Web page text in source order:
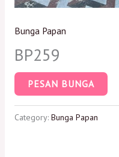
Bunga Papan
BP259
PESAN BUNGA
Category: Bunga Papan